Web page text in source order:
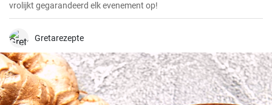
vrolijkt gegarandeerd elk evenement op!
Gretarezepte